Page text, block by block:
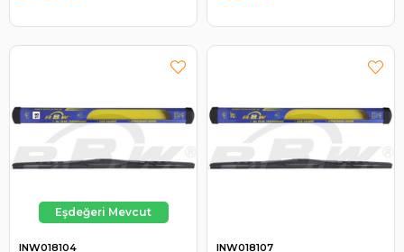
INW018104 INW018107